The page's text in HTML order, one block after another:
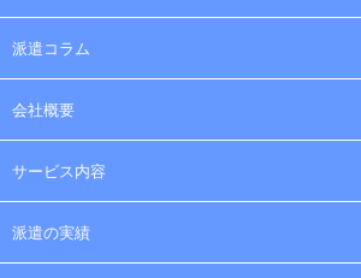
派遣コラム
会社概要
サービス内容
派遣の実績